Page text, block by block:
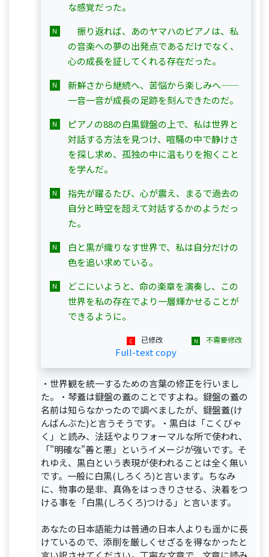
な感覚だった。
振り返れば、あのヤマハのピアノは、私
の音楽への夢の出発点であるだけでなく、
心の成長を証してくれる存在だった。
新鮮さから継続へ、苦悩から楽しみへ——
一音一音が成長の足跡を刻んできたのだ。
ピアノの88の白黒鍵盤の上で、私は世界と
対話する方法を見つけ、喧騒の中で静けさ
を探し求め、孤独の中に温もりを抱くこと
を学んだ。
指先が躍るたび、心が震え、まるで過去の
自分と時空を超えて対話するかのようだっ
た。
白と黒が織りなす世界で、私は自分だけの
色を追い求めている。
どこにいようと、命の楽章を演奏し、この
世界を私の存在でより一層輝かせることが
できるように。
已修改 不需要修改
Full-text copy
・世界観を統一するための言葉の修正を行いまし
た。・琴蓋は鍵盤の蓋のことですよね。鍵盤の蓋の
名前は知らなかったので調べましたが、鍵盤蓋(け
んばんぶた)と言うそうです。・黒白は「こくびゃ
く」と読み、法廷やよりフォーマルな所で使われ、
「"明確な"善と悪」というイメージが強いです。そ
れゆえ、黒白という表現が使われることは全く無い
です。一般に白黒(しろくろ)と言います。ちなみ
に、物事の是非、真偽をはっきりさせる、決着をつ
ける事を「白黒(しろくろ)つける」と言います。
あなたの日本語能力は普通の日本人よりも遥かに長
けているので、添削を厳しくせざるを得なかったと